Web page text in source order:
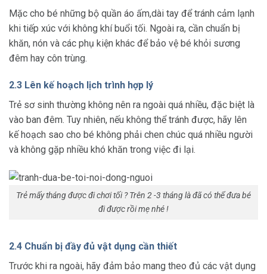
Mặc cho bé những bộ quần áo ấm,dài tay để tránh cảm lạnh
khi tiếp xúc với không khí buổi tối. Ngoài ra, cần chuẩn bị
khăn, nón và các phụ kiện khác để bảo vệ bé khỏi sương
đêm hay côn trùng.
2.3 Lên kế hoạch lịch trình hợp lý
Trẻ sơ sinh thường không nên ra ngoài quá nhiều, đặc biệt là
vào ban đêm. Tuy nhiên, nếu không thể tránh được, hãy lên
kế hoạch sao cho bé không phải chen chúc quá nhiều người
và không gặp nhiều khó khăn trong việc đi lại.
Trẻ mấy tháng được đi chơi tối ? Trên 2 -3 tháng là đã có thể đưa bé
đi được rồi mẹ nhé !
2.4 Chuẩn bị đầy đủ vật dụng cần thiết
Trước khi ra ngoài, hãy đảm bảo mang theo đủ các vật dụng